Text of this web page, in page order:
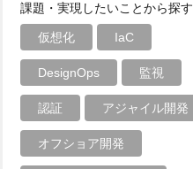
課題・実現したいことから探す
仮想化 IaC
DesignOps 監視
認証 アジャイル開発
オフショア開発